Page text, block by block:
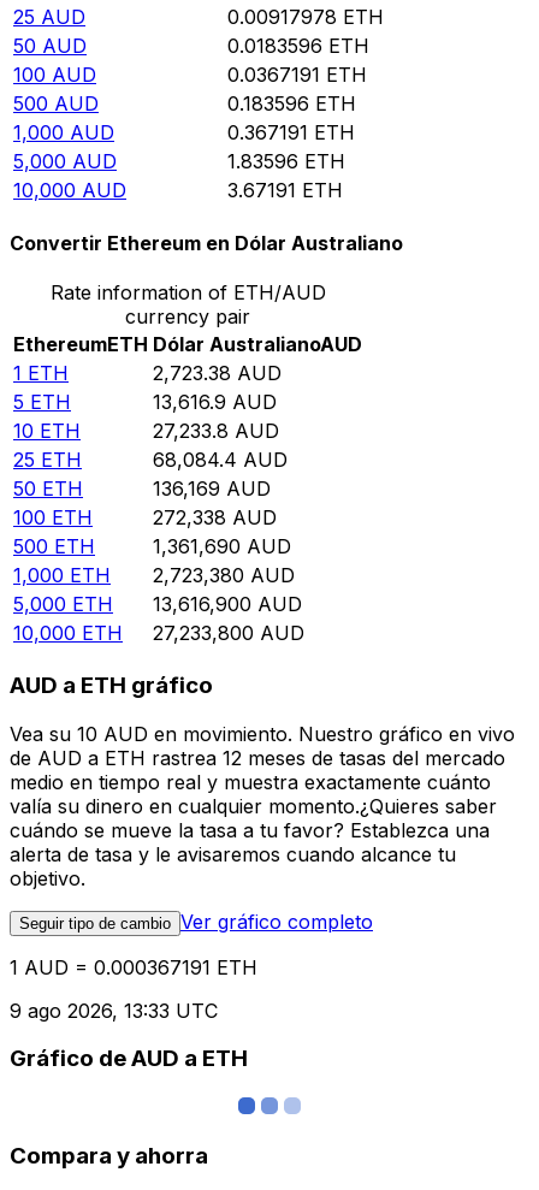
25 AUD 0.00917978 ETH
50 AUD 0.0183596 ETH
100 AUD 0.0367191 ETH
500 AUD 0.183596 ETH
1,000 AUD 0.367191 ETH
5,000 AUD 1.83596 ETH
10,000 AUD 3.67191 ETH
Convertir Ethereum en Dólar Australiano
Rate information of ETH/AUD
currency pair
EthereumETH Dólar AustralianoAUD
1 ETH 2,723.38 AUD
5 ETH 13,616.9 AUD
10 ETH 27,233.8 AUD
25 ETH 68,084.4 AUD
50 ETH 136,169 AUD
100 ETH 272,338 AUD
500 ETH 1,361,690 AUD
1,000 ETH 2,723,380 AUD
5,000 ETH 13,616,900 AUD
10,000 ETH 27,233,800 AUD
AUD a ETH gráfico
Vea su 10 AUD en movimiento. Nuestro gráfico en vivo
de AUD a ETH rastrea 12 meses de tasas del mercado
medio en tiempo real y muestra exactamente cuánto
valía su dinero en cualquier momento.¿Quieres saber
cuándo se mueve la tasa a tu favor? Establezca una
alerta de tasa y le avisaremos cuando alcance tu
objetivo.
Seguir tipo de cambio Ver gráfico completo
1 AUD = 0.000367191 ETH
9 ago 2026, 13:33 UTC
Gráfico de AUD a ETH
Compara y ahorra